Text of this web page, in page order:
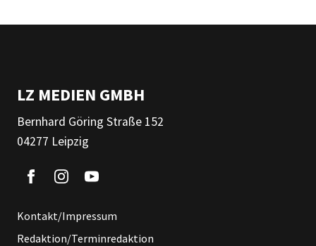
LZ MEDIEN GMBH
Bernhard Göring Straße 152
04277 Leipzig
Kontakt/Impressum
Redaktion/Terminredaktion